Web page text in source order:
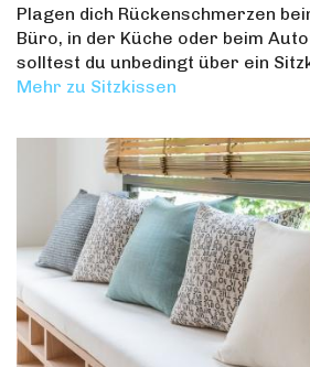
Plagen dich Rückenschmerzen
Büro, in der Küche oder beim
solltest du unbedingt über ein
Mehr zu Sitzkissen